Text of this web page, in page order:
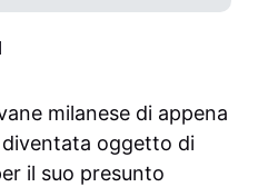
milanese di appena
oggetto di
il suo presunto